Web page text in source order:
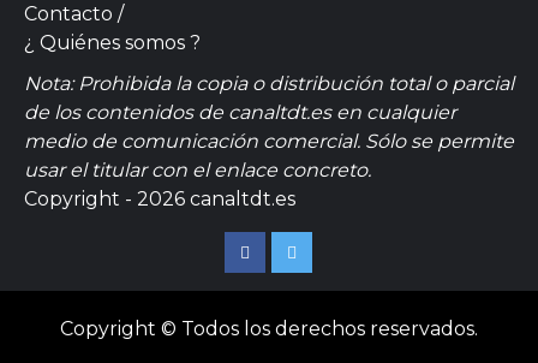
Contacto /
¿ Quiénes somos ?
Nota: Prohibida la copia o distribución total o parcial
de los contenidos de canaltdt.es en cualquier
medio de comunicación comercial. Sólo se permite
usar el titular con el enlace concreto.
Copyright - 2026 canaltdt.es
FacebookTwitter
Copyright © Todos los derechos reservados.